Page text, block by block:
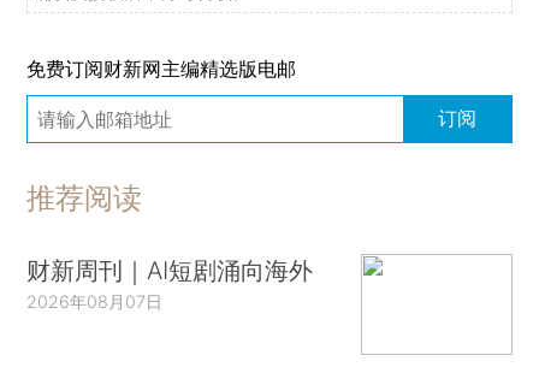
免费订阅财新网主编精选版电邮
订阅
推荐阅读
财新周刊｜AI短剧涌向海外
2026年08月07日